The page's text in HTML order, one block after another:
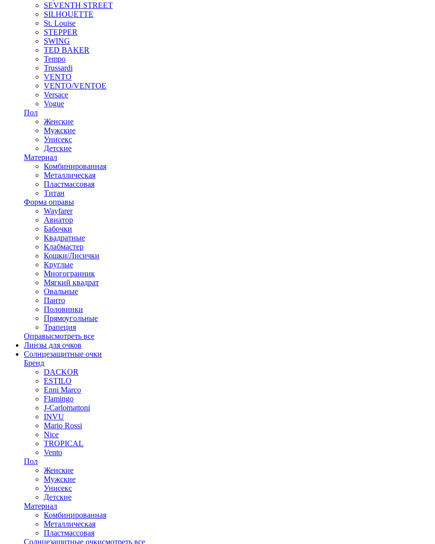
SEVENTH STREET
SILHOUETTE
St. Louise
STEPPER
SWING
TED BAKER
Tempo
Trussardi
VENTO
VENTO/VENTOE
Versace
Vogue
Пол
Женские
Мужские
Унисекс
Детские
Материал
Комбинированная
Металлическая
Пластмассовая
Титан
Форма оправы
Wayfarer
Авиатор
Бабочки
Квадратные
Клабмастер
Кошки/Лисички
Круглые
Многогранник
Мягкий квадрат
Овальные
Панто
Половинки
Прямоугольные
Трапеция
Оправысмотреть все
Линзы для очков
Солнцезащитные очки
Бренд
DACKOR
ESTILO
Enni Marco
Flamingo
J-Carlomattoni
INVU
Mario Rossi
Nice
TROPICAL
Vento
Пол
Женские
Мужские
Унисекс
Детские
Материал
Комбинированная
Металлическая
Пластмассовая
Солнцезащитные очкисмотреть все